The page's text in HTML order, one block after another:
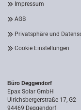
Impressum
AGB
Privatsphäre und
Cookie Einstellungen
Büro Deggendorf
Epax Solar GmbH
Ulrichsbergerstraße 17, G2
94469 Deggendorf